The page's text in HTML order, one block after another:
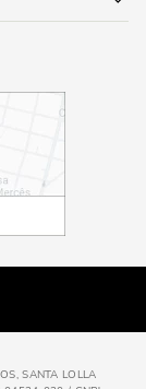
SANTA LOLLA